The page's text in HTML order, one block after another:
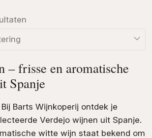
– frisse en aromatische
Spanje
Barts Wijnkoperij ontdek je
Verdejo wijnen uit Spanje.
witte wijn staat bekend om